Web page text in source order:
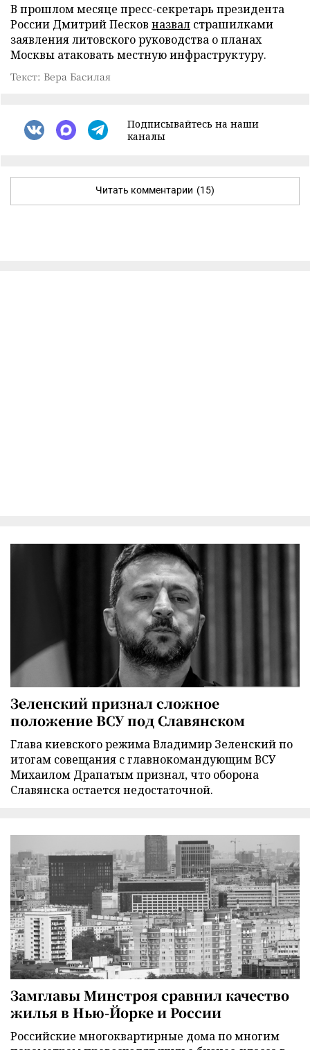
В прошлом месяце пресс-секретарь президента
России Дмитрий Песков назвал страшилками
заявления литовского руководства о планах
Москвы атаковать местную инфраструктуру.
Текст: Вера Басилая
Подписывайтесь на наши
каналы
Читать комментарии (15)
Зеленский признал сложное
положение ВСУ под Славянском
Глава киевского режима Владимир Зеленский по
итогам совещания с главнокомандующим ВСУ
Михаилом Драпатым признал, что оборона
Славянска остается недостаточной.
Замглавы Минстроя сравнил качество
жилья в Нью-Йорке и России
Российские многоквартирные дома по многим